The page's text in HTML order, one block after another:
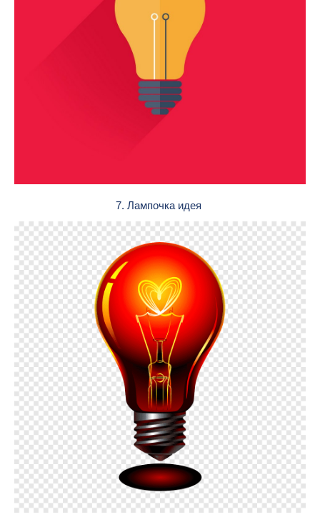
7. Лампочка идея